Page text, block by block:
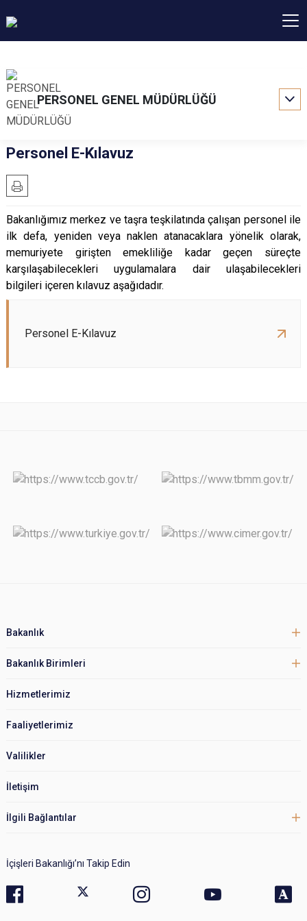
PERSONEL GENEL MÜDÜRLÜĞÜ
Personel E-Kılavuz
Bakanlığımız merkez ve taşra teşkilatında çalışan personel ile
ilk defa, yeniden veya naklen atanacaklara yönelik olarak,
memuriyete girişten emekliliğe kadar geçen süreçte
karşılaşabilecekleri uygulamalara dair ulaşabilecekleri
bilgileri içeren kılavuz aşağıdadır.
Personel E-Kılavuz
Bakanlık
Bakanlık Birimleri
Hizmetlerimiz
Faaliyetlerimiz
Valilikler
İletişim
İlgili Bağlantılar
İçişleri Bakanlığı’nı Takip Edin